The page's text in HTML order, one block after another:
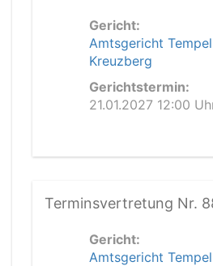
Gericht:
Amtsgericht
Kreuzberg
Gerichtstermin:
21.01.2027 12:00
Terminsvertretung Nr.
Gericht:
Amtsgericht